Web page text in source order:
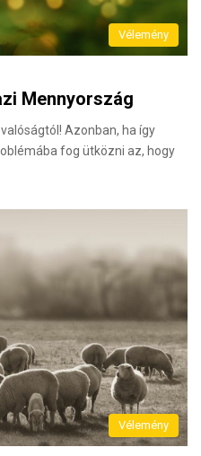
Vélemény
Mennyország
Azonban, ha így
fog ütközni az, hogy
Vélemény